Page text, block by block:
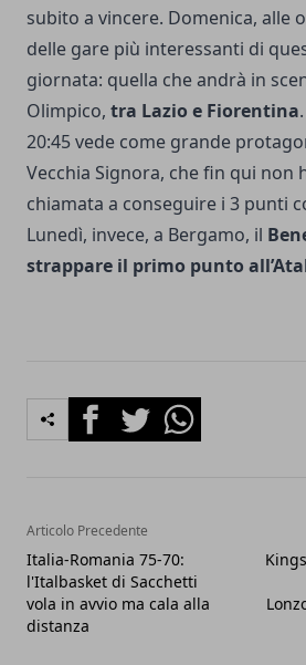
subito a vincere. Domenica, alle
delle gare più interessanti di
giornata: quella che andrà in
Olimpico, tra Lazio e Fiorentina
20:45 vede come grande
Vecchia Signora, che fin qui non
chiamata a conseguire i 3 punti
Lunedì, invece, a Bergamo, il
strappare il primo punto
FacebookTwitterWhatsapp
Articolo Precedente
Italia-Romania 75-70:
l'Italbasket di Sacchetti
vola in avvio ma cala alla
distanza